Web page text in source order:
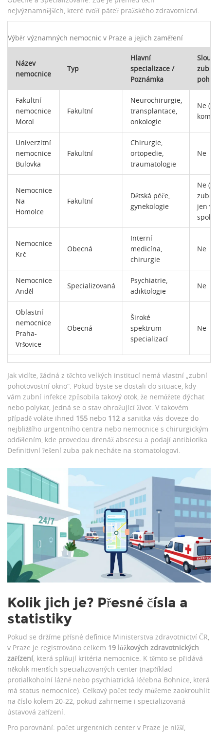
nejvýznamnějších, které tvoří páteř pražského zdravotnictví:
Výběr významných nemocnic v Praze a jejich zaměření
Název
nemocnice
Typ
Hlavní
specializace /
Poznámka
zubní
Fakultní
nemocnice
Motol
Fakultní
Neurochirurgie,
transplantace,
onkologie
Ne
Univerzitní
nemocnice
Bulovka
Fakultní
Chirurgie,
ortopedie,
traumatologie
Ne
Nemocnice
Na
Homolce
Fakultní
Dětská péče,
gynekologie
Ne
zubní
jen ve
Nemocnice
Krč
Obecná
Interní
medicína,
chirurgie
Ne
Nemocnice
Anděl
Specializovaná
Psychiatrie,
adiktologie
Ne
Oblastní
nemocnice
Praha-
Vršovice
Obecná
Široké
spektrum
specializací
Ne
Jak vidíte, žádná z těchto velkých institucí nemá vlastní „zubní
pohotovostní okno“. Pokud byste se dostali do situace, kdy
vám zubní infekce způsobila takový otok, že nemůžete dýchat
nebo polykat, jedná se o stav ohrožující život. V takovém
případě voláte ihned 155 nebo 112 a sanitka vás doveze do
nejbližšího urgentního centra nebo nemocnice s chirurgickým
oddělením, kde provedou drenáž abscesu a podají antibiotika.
Definitivní řešení zuba pak necháte na stomatologovi.
Kolik jich je? Přesné čísla a
statistiky
Pokud se držíme přísné definice Ministerstva zdravotnictví ČR,
v Praze je registrováno celkem 19 lůžkových zdravotnických
zařízení, která splňují kritéria nemocnice. K těmto se přidává
několik menších specializovaných center (například
protialkoholní lázně nebo psychiatrická léčebna Bohnice, která
má status nemocnice). Celkový počet tedy můžeme zaokrouhlit
na číslo kolem 20-22, pokud zahrneme i specializovaná
ústavová zařízení.
Pro porovnání: počet urgentních center v Praze je nižší,